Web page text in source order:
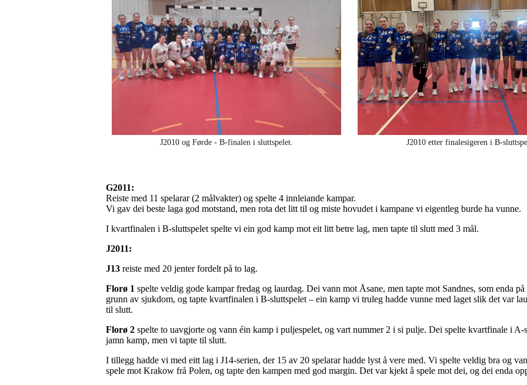
J2010 og Førde - B-finalen i sluttspelet. J2010 etter finalesigeren i B-
G2011:
Reiste med 11 spelarar (2 målvakter) og spelte 4 innleiande kampar.
Vi gav dei beste laga god motstand, men rota det litt til og miste hovudet i kampane vi eigentleg burde ha vunne.
I kvartfinalen i B-sluttspelet spelte vi ein god kamp mot eit litt betre lag, men tapte til slutt med 3 mål.
J2011:
J13 reiste med 20 jenter fordelt på to lag.
Florø 1 spelte veldig gode kampar fredag og laurdag. Dei vann mot Åsane, men tapte mot Sandnes, som enda
grunn av sjukdom, og tapte kvartfinalen i B-sluttspelet – ein kamp vi truleg hadde vunne med laget slik det var
til slutt.
Florø 2 spelte to uavgjorte og vann éin kamp i puljespelet, og vart nummer 2 i si pulje. Dei spelte kvartfinale i
jamn kamp, men vi tapte til slutt.
I tillegg hadde vi med eitt lag i J14-serien, der 15 av 20 spelarar hadde lyst å vere med. Vi spelte veldig bra og
spele mot Krakow frå Polen, og tapte den kampen med god margin. Det var kjekt å spele mot dei, og dei enda